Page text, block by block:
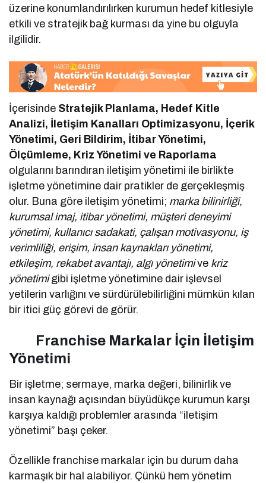
üzerine konumlandırılırken kurumun hedef kitlesiyle
etkili ve stratejik bağ kurması da yine bu olguyla
ilgilidir.
İçerisinde Stratejik Planlama, Hedef Kitle
Analizi, İletişim Kanalları Optimizasyonu, İçerik
Yönetimi, Geri Bildirim, İtibar Yönetimi,
Ölçümleme, Kriz Yönetimi ve Raporlama
olgularını barındıran iletişim yönetimi ile birlikte
işletme yönetimine dair pratikler de gerçekleşmiş
olur. Buna göre iletişim yönetimi; marka bilinirliği,
kurumsal imaj, itibar yönetimi, müşteri deneyimi
yönetimi, kullanıcı sadakati, çalışan motivasyonu, iş
verimliliği, erişim, insan kaynakları yönetimi,
etkileşim, rekabet avantajı, algı yönetimive kriz
yönetimigibi işletme yönetimine dair işlevsel
yetilerin varlığını ve sürdürülebilirliğini mümkün kılan
bir itici güç görevi de görür.
Franchise Markalar İçin İletişim
Yönetimi
Bir işletme; sermaye, marka değeri, bilinirlik ve
insan kaynağı açısından büyüdükçe kurumun karşı
karşıya kaldığı problemler arasında “iletişim
yönetimi” başı çeker.
Özellikle franchise markalar için bu durum daha
karmaşık bir hal alabiliyor. Çünkü hem yönetim